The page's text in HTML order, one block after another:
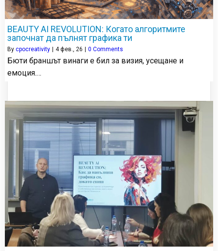
BEAUTY AI REVOLUTION: Когато алгоритмите
започнат да пълнят графика ти
By cpocreativity | 4 фев., 26 | 0 Comments
Бюти браншът винаги е бил за визия, усещане и
емоция.…